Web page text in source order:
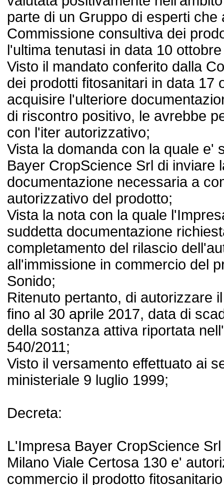
parte di un Gruppo di esperti che
Commissione consultiva dei
l'ultima tenutasi in data 10
Visto il mandato conferito dalla
dei prodotti fitosanitari in data 17
acquisire l'ulteriore
di riscontro positivo, le avrebbe
con l'iter autorizzativo;
Vista la domanda con la quale e'
Bayer CropScience Srl di inviare
documentazione necessaria a
autorizzativo del prodotto;
Vista la nota con la quale
suddetta documentazione
completamento del rilascio
all'immissione in commercio del
Sonido;
Ritenuto pertanto, di autorizzare
fino al 30 aprile 2017, data di
della sostanza attiva riportata
540/2011;
Visto il versamento effettuato ai
ministeriale 9 luglio 1999;
Decreta:
L'Impresa Bayer CropScience
Milano Viale Certosa 130 e'
commercio il prodotto